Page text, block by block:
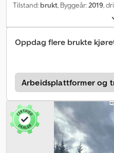
Tilstand: brukt, Byggeår:2019,
Oppdag flere brukte
Arbeidsplattformer og